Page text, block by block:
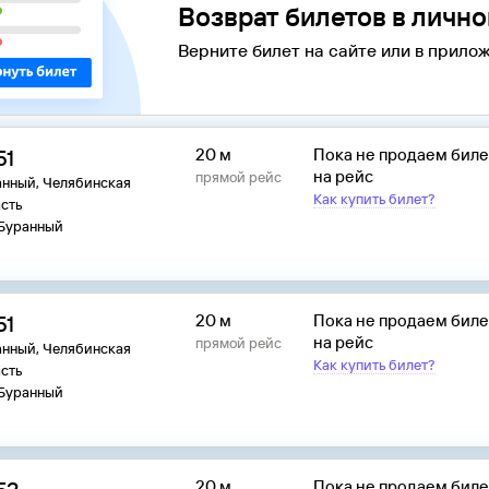
Возврат билетов в
Верните билет на сайте или в
Челябинская
20 м
прямой рейс
Пока не продаем
на рейс
Как купить билет?
Челябинская
20 м
прямой рейс
Пока не продаем
на рейс
Как купить билет?